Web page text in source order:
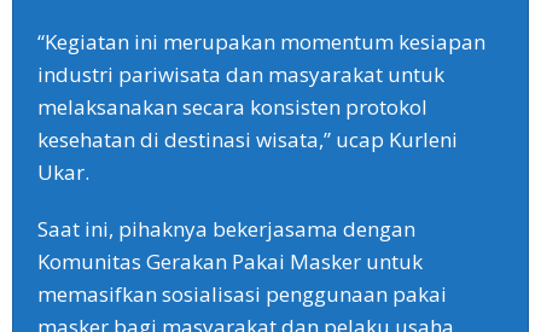
“Kegiatan ini merupakan momentum kesiapan
industri pariwisata dan masyarakat untuk
melaksanakan secara konsisten protokol
kesehatan di destinasi wisata,” ucap Kurleni
Ukar.
Saat ini, pihaknya bekerjasama dengan
Komunitas Gerakan Pakai Masker untuk
memasifkan sosialisasi penggunaan pakai